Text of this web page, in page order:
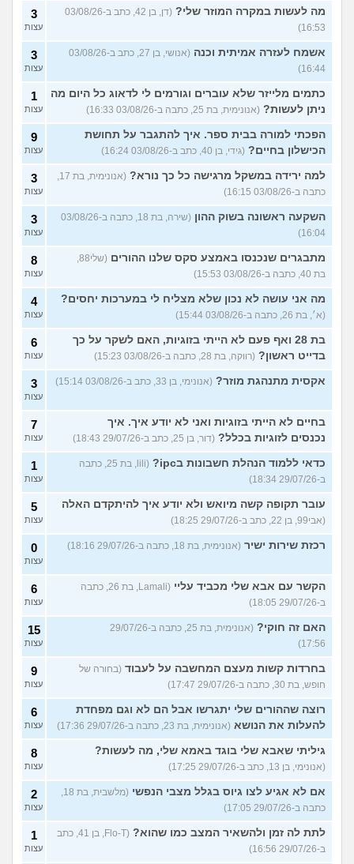
מה לעשות במקרה המוזר שלי?
(דן, בן 42, כתב ב-03/08/26
16:53)
3
עצות
אשמח לעזרה אמיתית וכנה
(אנושי, בן 27, כתב ב-03/08/26
16:44)
3
עצות
כתמים מלייזר שלא עוברים וגורמים לי לדאוג כל היום מה
ניתן לעשות? (אנונימית, בת 25, כתבה ב-03/08/26 16:33)
1
עצות
הפכתי למורה בבית ספר. איך להתגבר על תחושת
הכישלון בחיים? (גידי, בן 40, כתב ב-03/08/26 16:24)
9
עצות
למה ירידה במשקל מרגישה כל כך נורא?
(אנונימית, בת 17,
כתבה ב-03/08/26 16:15)
3
עצות
השקעה ראשונה בשוק ההון
(שירה, בת 18, כתבה ב-03/08/26
16:04)
3
עצות
מתבגרים שנכנסו באמצע סקס שלנו ההורים
(שלי88,
בת 40, כתבה ב-03/08/26 15:53)
8
עצות
מה אני עושה לא נכון שלא מצליח לי במערכות יחסים?
(א׳, בת 26, כתבה ב-03/08/26 15:44)
4
עצות
בת 28 ואף פעם לא הייתי בזוגיות, האם לשקר על כך
בדייט ראשון? (רווקה, בת 28, כתבה ב-03/08/26 15:23)
6
עצות
אקסית מתנהגת מוזר? (אנונימי, בן 33, כתב ב-03/08/26 15:14) 3
עצות
בחיים לא הייתי בזוגיות ואני לא יודע איך. איך
נכנסים לזוגיות בכלל? (דור, בן 25, כתב ב-29/07/26 18:43)
7
עצות
כדאי ללמוד הנהלת חשבונות בipc?
(lili, בת 25, כתבה
ב-29/07/26 18:34)
1
עצות
עובר תקופה קשה מיואש ולא יודע איך להיתקדם האלה
(אבי99, בן 22, כתב ב-29/07/26 18:25)
5
עצות
רכזת שירות ישיר (אנונימית, בת 18, כתבה ב-29/07/26 18:16) 0
עצות
הקשר עם אבא שלי מכביד עליי
(Lamali, בת 26, כתבה
ב-29/07/26 18:05)
6
עצות
האם זה חוקי?
(אנונימית, בת 25, כתבה ב-29/07/26
17:56)
15
עצות
בחרדות קשות מעצם המחשבה על לעבוד (בחורה של
חופש, בת 30, כתבה ב-29/07/26 17:47)
9
עצות
רוצה שההורים שלי יתגרשו אבל הם לא וגם מפחדת
להעלות את הנושא (אנונימית, בת 23, כתבה ב-29/07/26 17:36)
6
עצות
גיליתי שאבא שלי בוגד באמא שלי, מה לעשות?
(אנונימי, בן 13, כתב ב-29/07/26 17:25)
8
עצות
אם לא אגיע לצו גיוס בגלל מצבי הנפשי
(מלשבית, בת 18,
כתבה ב-29/07/26 17:05)
2
עצות
לתת לה זמן ולהשאיר המצב כמו שהוא?
(Flo-T, בן 41, כתב
ב-29/07/26 16:56)
1
עצות